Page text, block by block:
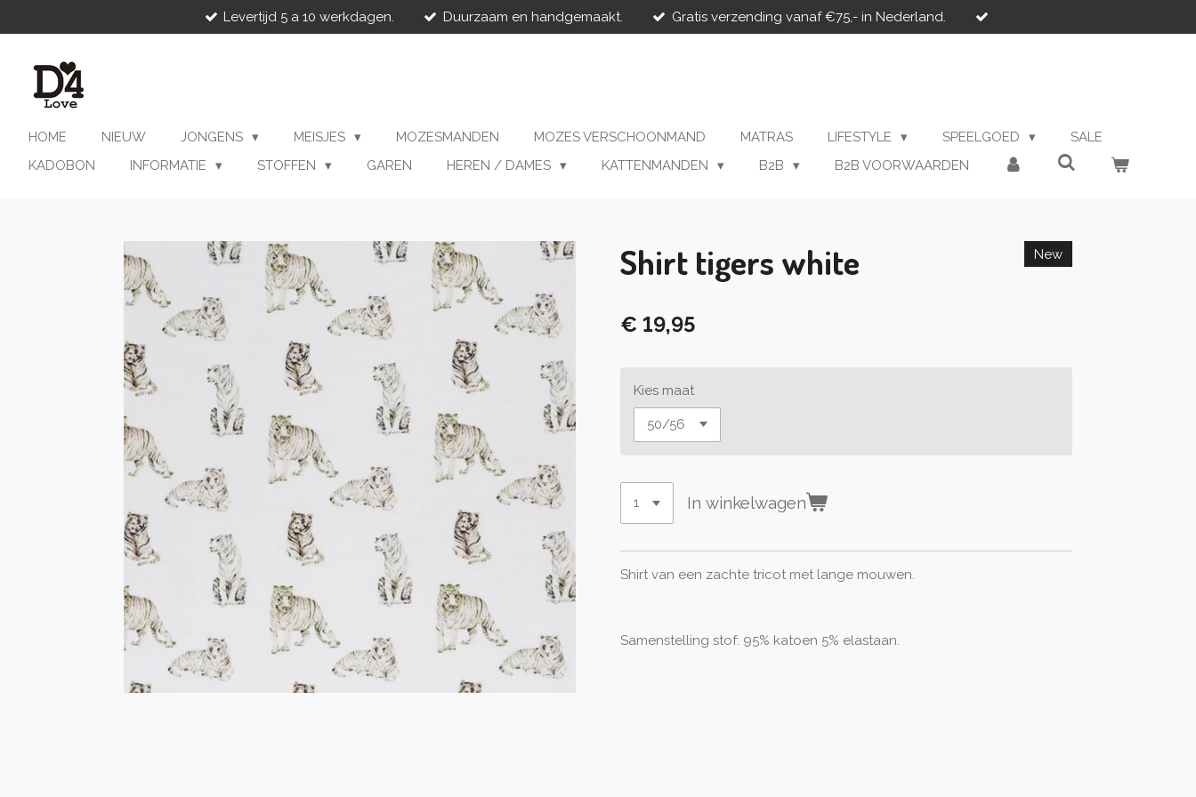
direct
hoofdinhoud
Levertijd 5 a 10 werkdagen. Duurzaam en handgemaakt. Gratis verzending vanaf €75,- in Nederland.
HOME NIEUW JONGENS MEISJES MOZESMANDEN MOZES VERSCHOONMAND MATRAS LIFESTYLE SPEELGOED
SALE
KADOBON
INFORMATIE STOFFEN GAREN HEREN / DAMES KATTENMANDEN B2B B2B VOORWAARDEN
Shirt tigers white New
€ 19,95
Kies maat
In winkelwagen
Shirt van een zachte tricot met lange mouwen.
Samenstelling stof: 95% katoen 5% elastaan.